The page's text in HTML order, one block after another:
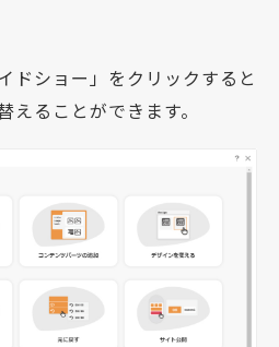
ドショー」をクリックすると
えることができます。